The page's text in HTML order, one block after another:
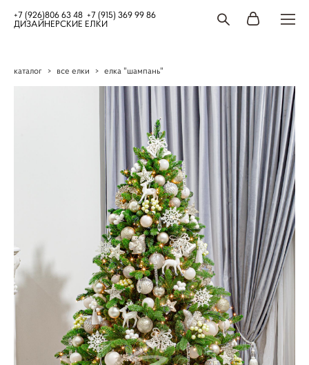
+7 (926)806 63 48 +7 (915) 369 99 86
ДИЗАЙНЕРСКИЕ ЕЛКИ
каталог > все елки > елка "шампань"